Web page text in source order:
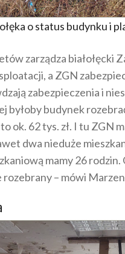
o status budynku i
zarządza białołęcki
a ZGN
zabezpieczenia i
byłoby budynek
ok. 62 tys. zł. I tu ZGN
dwa nieduże
mamy 26
– mówi